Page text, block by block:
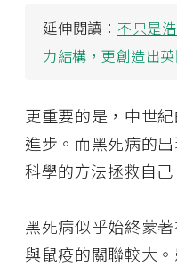
延伸閱讀： 不只是
力結構，更創造出
更重要的是，中世
進步。而黑死病的
科學的方法拯救自己
黑死病似乎始終蒙
與鼠疫的關聯較大